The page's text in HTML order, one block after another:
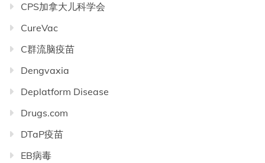
CPS加拿大儿科学会
CureVac
C群流脑疫苗
Dengvaxia
Deplatform Disease
Drugs.com
DTaP疫苗
EB病毒